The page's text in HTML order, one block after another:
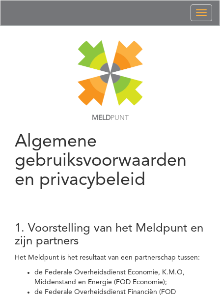
MELDPUNT
Algemene
gebruiksvoorwaarden
en privacybeleid
1. Voorstelling van het Meldpunt en
zijn partners
Het Meldpunt is het resultaat van een partnerschap tussen:
de Federale Overheidsdienst Economie, K.M.O,
Middenstand en Energie (FOD Economie);
de Federale Overheidsdienst Financiën (FOD